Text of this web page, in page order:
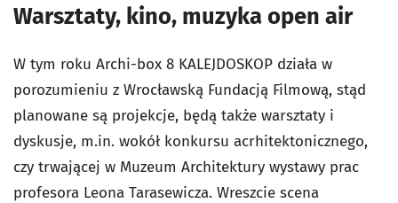
Warsztaty, kino, muzyka open air
W tym roku Archi-box 8 KALEJDOSKOP działa w
porozumieniu z Wrocławską Fundacją Filmową, stąd
planowane są projekcje, będą także warsztaty i
dyskusje, m.in. wokół konkursu acrhitektonicznego,
czy trwającej w Muzeum Architektury wystawy prac
profesora Leona Tarasewicza. Wreszcie scena